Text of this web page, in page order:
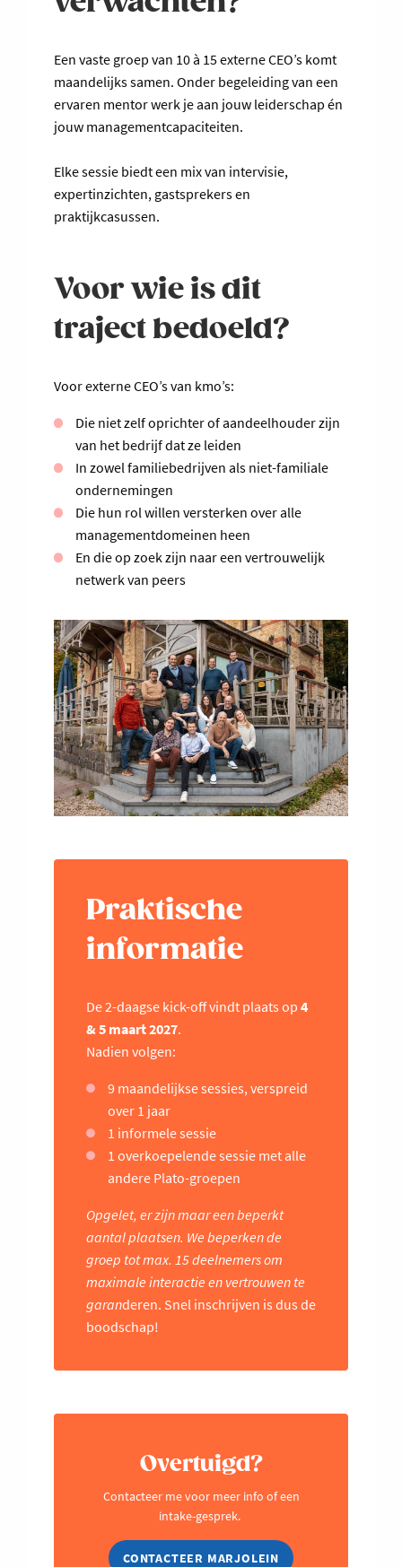
Een vaste groep van 10 à 15 externe CEO’s komt
maandelijks samen. Onder begeleiding van een
ervaren mentor werk je aan jouw leiderschap én
jouw managementcapaciteiten.
Elke sessie biedt een mix van intervisie,
expertinzichten, gastsprekers en
praktijkcasussen.
Voor wie is dit
traject bedoeld?
Voor externe CEO’s van kmo’s:
Die niet zelf oprichter of aandeelhouder zijn
van het bedrijf dat ze leiden
In zowel familiebedrijven als niet-familiale
ondernemingen
Die hun rol willen versterken over alle
managementdomeinen heen
En die op zoek zijn naar een vertrouwelijk
netwerk van peers
Praktische
informatie
De 2-daagse kick-off vindt plaats op 4
& 5 maart 2027.
Nadien volgen:
9 maandelijkse sessies, verspreid
over 1 jaar
1 informele sessie
1 overkoepelende sessie met alle
andere Plato-groepen
Opgelet, er zijn maar een beperkt
aantal plaatsen. We beperken de
groep tot max. 15 deelnemers om
maximale interactie en vertrouwen te
garanderen. Snel inschrijven is dus de
boodschap!
Overtuigd?
Contacteer me voor meer info of een
intake-gesprek.
CONTACTEER MARJOLEIN